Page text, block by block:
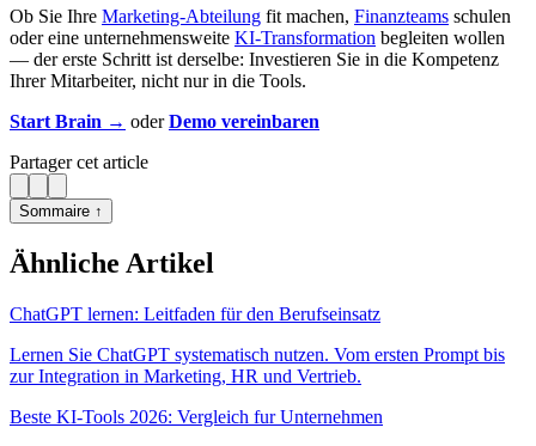
Ob Sie Ihre Marketing-Abteilung fit machen, Finanzteams schulen
oder eine unternehmensweite KI-Transformation begleiten wollen
— der erste Schritt ist derselbe: Investieren Sie in die Kompetenz
Ihrer Mitarbeiter, nicht nur in die Tools.
Start Brain → oderDemo vereinbaren
Partager cet article
Sommaire ↑
Ähnliche Artikel
ChatGPT lernen: Leitfaden für den Berufseinsatz
Lernen Sie ChatGPT systematisch nutzen. Vom ersten Prompt bis
zur Integration in Marketing, HR und Vertrieb.
Beste KI-Tools 2026: Vergleich fur Unternehmen